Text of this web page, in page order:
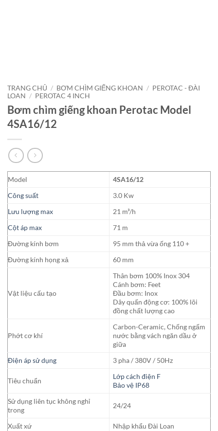
TRANG CHỦ / BƠM CHÌM GIẾNG KHOAN / PEROTAC - ĐÀI
LOAN / PEROTAC 4 INCH
Bơm chìm giếng khoan Perotac Model
4SA16/12
Model
4SA16/12
Công suất
3.0 Kw
Lưu lượng max
21 m³/h
Cột áp max
71 m
Đường kính bơm
95 mm thả vừa ống 110 +
Đường kính họng xả
60 mm
Vật liệu cấu tạo
Thân bơm 100% Inox 304
Cánh bơm: Feet
Đầu bơm: Inox
Dây quấn động cơ: 100% lõi
đồng chất lượng cao
Phớt cơ khí
Carbon-Ceramic, Chống ngấm
nước bằng vách ngăn dầu ở
giữa
Điện áp sử dụng
3 pha / 380V / 50Hz
Tiêu chuẩn
Lớp cách điện F
Bảo vệ IP68
Sử dụng liên tục không nghỉ
trong
24/24
Xuất xứ Nhập khẩu Đài Loan